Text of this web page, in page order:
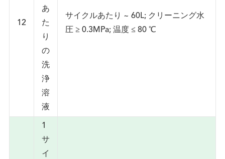
12
あ
た
り
の
洗
浄
溶
液
サイクルあたり ~ 60L; クリーニング水
圧 ≥ 0.3MPa; 温度 ≤ 80 ℃
1
サ
イ